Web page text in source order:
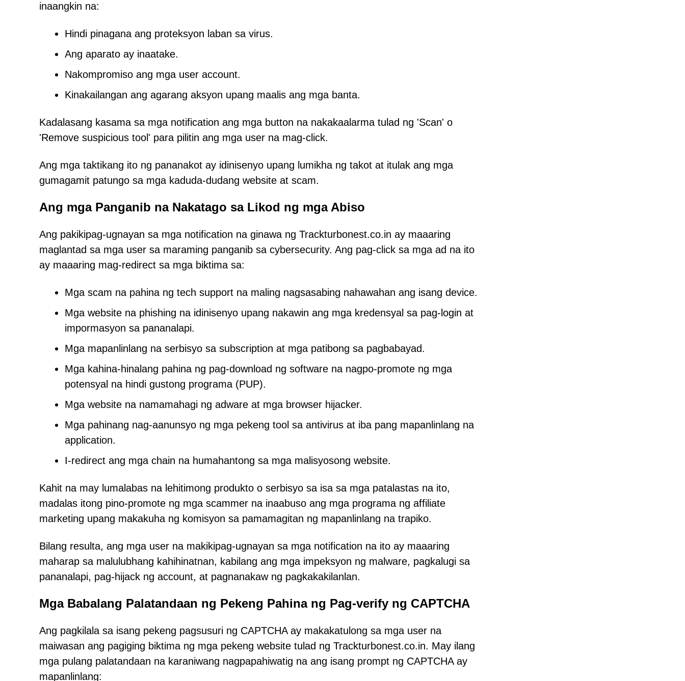
inaangkin na:
Hindi pinagana ang proteksyon laban sa virus.
Ang aparato ay inaatake.
Nakompromiso ang mga user account.
Kinakailangan ang agarang aksyon upang maalis ang mga banta.
Kadalasang kasama sa mga notification ang mga button na nakakaalarma tulad ng 'Scan' o
'Remove suspicious tool' para pilitin ang mga user na mag-click.
Ang mga taktikang ito ng pananakot ay idinisenyo upang lumikha ng takot at itulak ang mga
gumagamit patungo sa mga kaduda-dudang website at scam.
Ang mga Panganib na Nakatago sa Likod ng mga Abiso
Ang pakikipag-ugnayan sa mga notification na ginawa ng Trackturbonest.co.in ay maaaring
maglantad sa mga user sa maraming panganib sa cybersecurity. Ang pag-click sa mga ad na ito
ay maaaring mag-redirect sa mga biktima sa:
Mga scam na pahina ng tech support na maling nagsasabing nahawahan ang isang device.
Mga website na phishing na idinisenyo upang nakawin ang mga kredensyal sa pag-login at
impormasyon sa pananalapi.
Mga mapanlinlang na serbisyo sa subscription at mga patibong sa pagbabayad.
Mga kahina-hinalang pahina ng pag-download ng software na nagpo-promote ng mga
potensyal na hindi gustong programa (PUP).
Mga website na namamahagi ng adware at mga browser hijacker.
Mga pahinang nag-aanunsyo ng mga pekeng tool sa antivirus at iba pang mapanlinlang na
application.
I-redirect ang mga chain na humahantong sa mga malisyosong website.
Kahit na may lumalabas na lehitimong produkto o serbisyo sa isa sa mga patalastas na ito,
madalas itong pino-promote ng mga scammer na inaabuso ang mga programa ng affiliate
marketing upang makakuha ng komisyon sa pamamagitan ng mapanlinlang na trapiko.
Bilang resulta, ang mga user na makikipag-ugnayan sa mga notification na ito ay maaaring
maharap sa malulubhang kahihinatnan, kabilang ang mga impeksyon ng malware, pagkalugi sa
pananalapi, pag-hijack ng account, at pagnanakaw ng pagkakakilanlan.
Mga Babalang Palatandaan ng Pekeng Pahina ng Pag-verify ng CAPTCHA
Ang pagkilala sa isang pekeng pagsusuri ng CAPTCHA ay makakatulong sa mga user na
maiwasan ang pagiging biktima ng mga pekeng website tulad ng Trackturbonest.co.in. May ilang
mga pulang palatandaan na karaniwang nagpapahiwatig na ang isang prompt ng CAPTCHA ay
mapanlinlang: